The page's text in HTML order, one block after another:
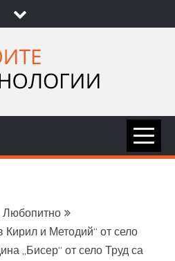
Любопитно
и Методий“ от село
„Бисер“ от село Труд са